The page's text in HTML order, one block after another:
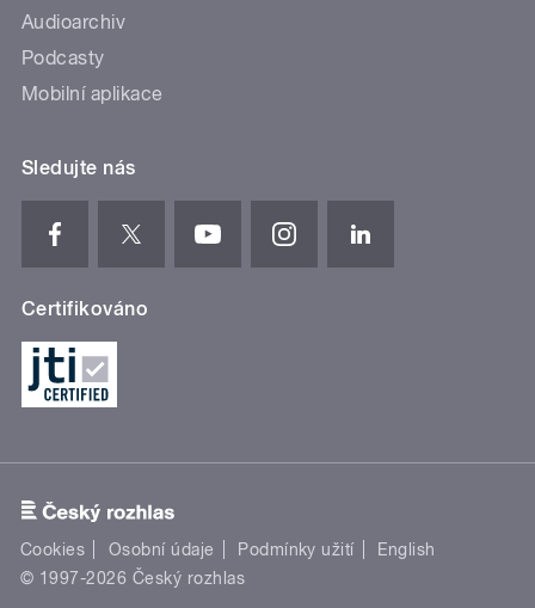
Audioarchiv
Podcasty
Mobilní aplikace
Sledujte nás
Certifikováno
Cookies Osobní údaje Podmínky užití
English
© 1997-2026 Český rozhlas